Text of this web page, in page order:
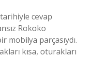
cevap
Rokoko
mobilya parçasıydı.
kısa, oturakları